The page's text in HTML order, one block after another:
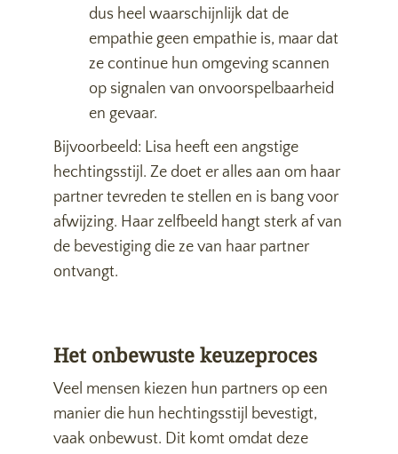
dus heel waarschijnlijk dat de
empathie geen empathie is, maar dat
ze continue hun omgeving scannen
op signalen van onvoorspelbaarheid
en gevaar.
Bijvoorbeeld: Lisa heeft een angstige
hechtingsstijl. Ze doet er alles aan om haar
partner tevreden te stellen en is bang voor
afwijzing. Haar zelfbeeld hangt sterk af van
de bevestiging die ze van haar partner
ontvangt.
Het onbewuste keuzeproces
Veel mensen kiezen hun partners op een
manier die hun hechtingsstijl bevestigt,
vaak onbewust. Dit komt omdat deze